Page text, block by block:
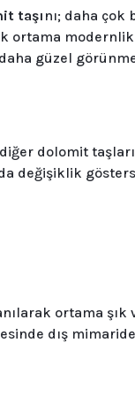
taşı nı; daha çok
ortama
güzel
dolomit
değişiklik
ortama şık
dış